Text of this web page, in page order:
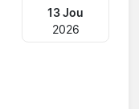
13 Jou
2026